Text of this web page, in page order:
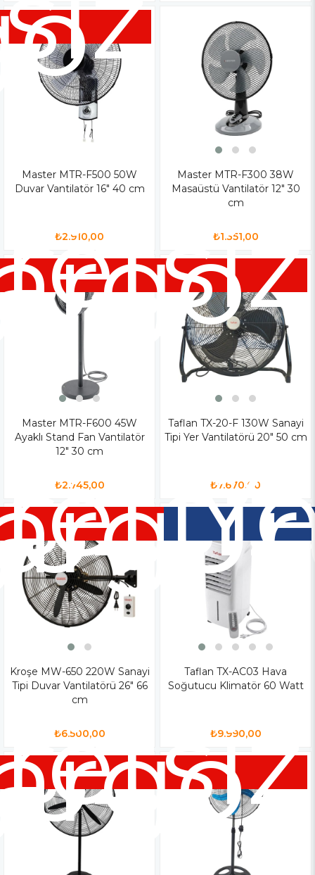
Master MTR-F500 50W
Duvar Vantilatör 16" 40 cm
₺2.910,00
Master MTR-F300 38W
Masaüstü Vantilatör 12" 30
cm
₺1.351,00
Master MTR-F600 45W
Ayaklı Stand Fan Vantilatör
12" 30 cm
₺2.745,00
Taflan TX-20-F 130W Sanayi
Tipi Yer Vantilatörü 20" 50 cm
₺7.670,00
Kroşe MW-650 220W Sanayi
Tipi Duvar Vantilatörü 26" 66
cm
₺6.500,00
Taflan TX-AC03 Hava
Soğutucu Klimatör 60 Watt
₺9.990,00